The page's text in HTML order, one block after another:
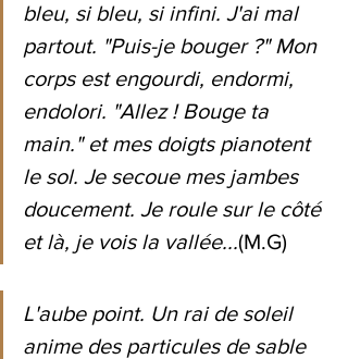
bleu, si bleu, si infini. J'ai mal
partout. "Puis-je bouger ?" Mon
corps est engourdi, endormi,
endolori. "Allez ! Bouge ta
main." et mes doigts pianotent
le sol. Je secoue mes jambes
doucement. Je roule sur le côté
et là, je vois la vallée...(M.G)
L'aube point. Un rai de soleil
anime des particules de sable